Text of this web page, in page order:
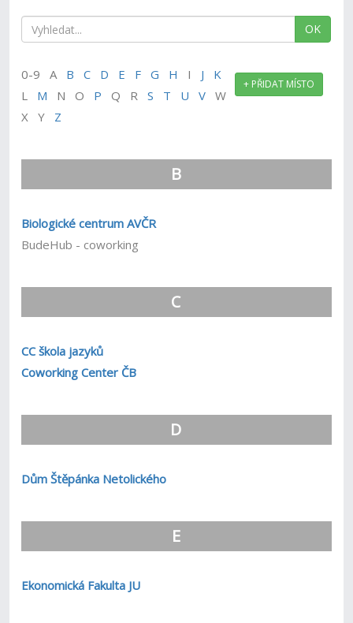
OK
+ PŘIDAT MÍSTO
0-9 A B C D E F G H I J
K
L M N O P Q RS T U V W
X Y Z
B
Biologické centrum AVČR
BudeHub - coworking
C
CC škola jazyků
Coworking Center ČB
D
Dům Štěpánka Netolického
E
Ekonomická Fakulta JU